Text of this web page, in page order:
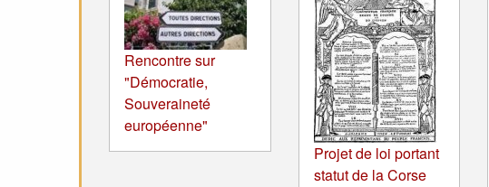
Rencontre sur
"Démocratie,
Souveraineté
européenne"
Projet de loi portant
statut de la Corse